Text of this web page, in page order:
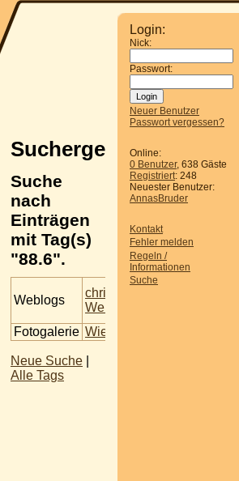
Login:
Nick:
Passwort:
Neuer Benutzer
Passwort vergessen?
Online:
0 Benutzer, 638 Gäste
Registriert: 248
Neuester Benutzer:
AnnasBruder
Kontakt
Fehler melden
Regeln /
Informationen
Suche
Suchergebnisse
Suche
nach
Einträgen
mit Tag(s)
"88.6".
Weblogs
chrisleebär's
Weblog
Fotogalerie Wien - Planet 28.02.2009
Neue Suche
Alle Tags